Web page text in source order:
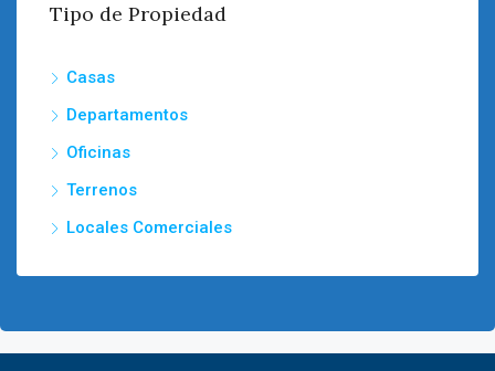
Tipo de Propiedad
Casas
Departamentos
Oficinas
Terrenos
Locales Comerciales